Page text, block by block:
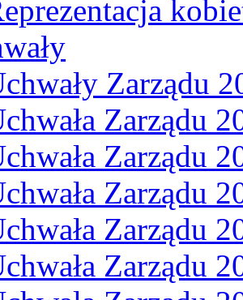
Zarządu
Zarządu
Zarządu
Zarządu
Zarządu
Zarządu